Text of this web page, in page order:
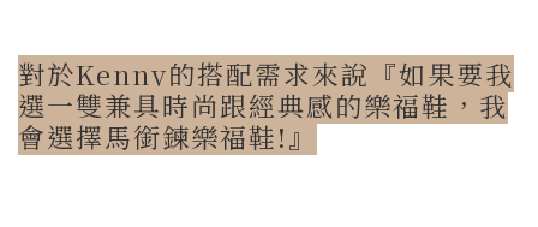
對於Kenny的搭配需求來說『如果要我
選一雙兼具時尚跟經典感的樂福鞋，我
會選擇馬銜鍊樂福鞋!』